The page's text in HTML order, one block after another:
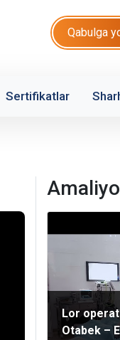
Qabulga
Sertifikatlar
Lor
Otabek –